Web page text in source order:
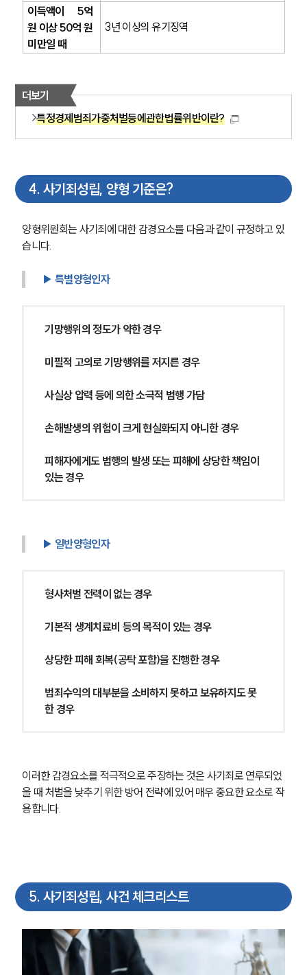
대륜의 강점
오시는 길
글로벌 파트너 로펌
통합검색
AI대륜
이득액이 5억
원 이상 50억 원
미만일 때
3년 이상의 유기징역
더보기
특정경제범죄가중처벌등에관한법률위반이란?
4. 사기죄성립, 양형 기준은?
양형위원회는 사기죄에 대한 감경요소를 다음과 같이 규정하고 있
습니다.
▶ 특별양형인자
기망행위의 정도가 약한 경우
미필적 고의로 기망행위를 저지른 경우
사실상 압력 등에 의한 소극적 범행 가담
손해발생의 위험이 크게 현실화되지 아니한 경우
피해자에게도 범행의 발생 또는 피해에 상당한 책임이
있는 경우
▶ 일반양형인자
형사처벌 전력이 없는 경우
기본적 생계치료비 등의 목적이 있는 경우
상당한 피해 회복(공탁 포함)을 진행한 경우
범죄수익의 대부분을 소비하지 못하고 보유하지도 못
한 경우
이러한 감경요소를 적극적으로 주장하는 것은 사기죄로 연루되었
을 때 처벌을 낮추기 위한 방어 전략에 있어 매우 중요한 요소로 작
용합니다.
5. 사기죄성립, 사건 체크리스트